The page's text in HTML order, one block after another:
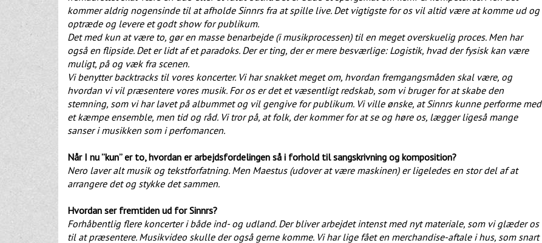
kommer aldrig nogensinde til at afholde Sinnrs fra at spille live. Det vigtigste for os vil altid være at komme ud og
optræde og levere et godt show for publikum.
Det med kun at være to, gør en masse benarbejde (i musikprocessen) til en meget overskuelig proces. Men har
også en flipside. Det er lidt af et paradoks. Der er ting, der er mere besværlige: Logistik, hvad der fysisk kan være
muligt, på og væk fra scenen.
Vi benytter backtracks til vores koncerter. Vi har snakket meget om, hvordan fremgangsmåden skal være, og
hvordan vi vil præsentere vores musik. For os er det et væsentligt redskab, som vi bruger for at skabe den
stemning, som vi har lavet på albummet og vil gengive for publikum. Vi ville ønske, at Sinnrs kunne performe med
et kæmpe ensemble, men tid og råd. Vi tror på, at folk, der kommer for at se og høre os, lægger ligeså mange
sanser i musikken som i perfomancen.
Når I nu ”kun” er to, hvordan er arbejdsfordelingen så i forhold til sangskrivning og komposition?
Nero laver alt musik og tekstforfatning. Men Maestus (udover at være maskinen) er ligeledes en stor del af at
arrangere det og stykke det sammen.
Hvordan ser fremtiden ud for Sinnrs?
Forhåbentlig flere koncerter i både ind- og udland. Der bliver arbejdet intenst med nyt materiale, som vi glæder os
til at præsentere. Musikvideo skulle der også gerne komme. Vi har lige fået en merchandise-aftale i hus, som snart